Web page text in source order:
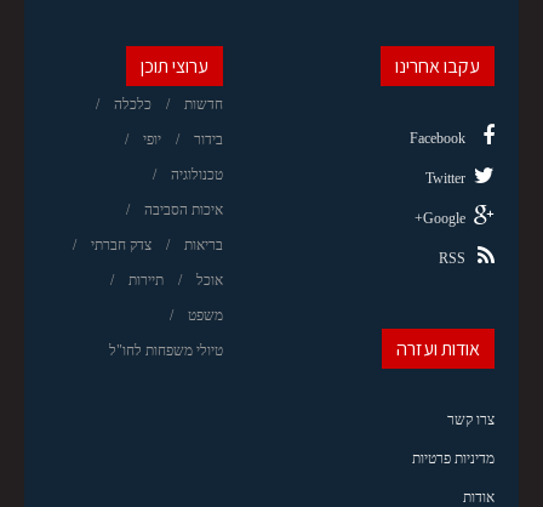
ערוצי תוכן
חדשות כלכלה
בידור יופי
טכנולוגיה
איכות הסביבה
בריאות צדק חברתי
אוכל תיירות
משפט
טיולי משפחות לחו"ל
עקבו אחרינו
Facebook
Twitter
Google+
RSS
אודות ועזרה
צרו קשר
מדיניות פרטיות
אודות